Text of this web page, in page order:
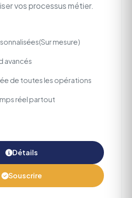
vos processus métier.
mesure)
avancés
de toutes les opérations
réel partout
Détails
Souscrire